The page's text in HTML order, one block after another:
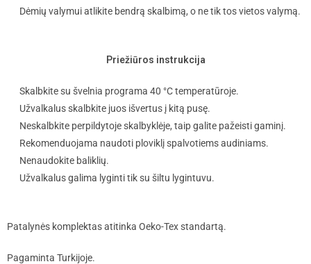
Dėmių valymui atlikite bendrą skalbimą, o ne tik tos vietos valymą.
Priežiūros instrukcija
Skalbkite su švelnia programa 40 °C temperatūroje.
Užvalkalus skalbkite juos išvertus į kitą pusę.
Neskalbkite perpildytoje skalbyklėje, taip galite pažeisti gaminį.
Rekomenduojama naudoti ploviklį spalvotiems audiniams.
Nenaudokite baliklių.
Užvalkalus galima lyginti tik su šiltu lygintuvu.
Patalynės komplektas atitinka Oeko-Tex standartą.
Pagaminta Turkijoje.